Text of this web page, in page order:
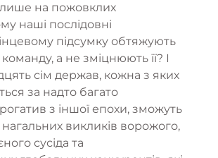
на пожовклих
наші послідовні
підсумку обтяжують
а не зміцнюють її? І
сім держав, кожна з яких
за надто багато
з іншої епохи, зможуть
викликів ворожого,
сусіда та